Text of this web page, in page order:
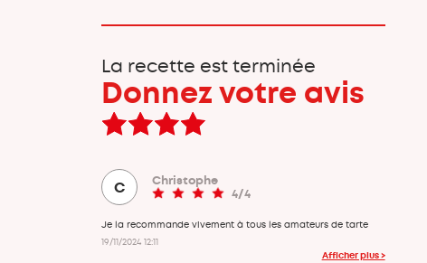
La recette est terminée
Donnez votre avis
C
Christophe
4/4
Je la recommande vivement à tous les amateurs de tarte
19/11/2024 12:11
Afficher plus >